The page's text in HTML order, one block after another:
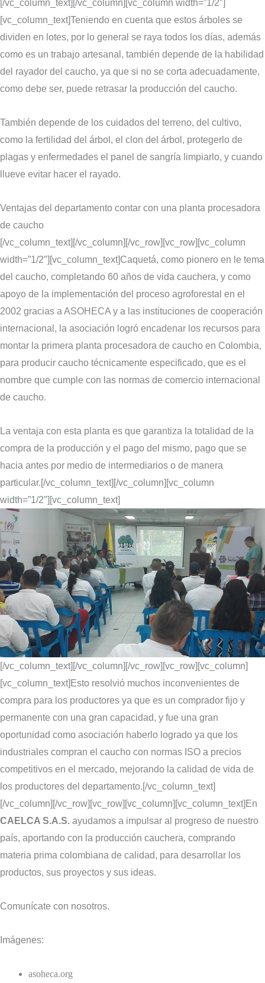
[/vc_column_text][/vc_column][vc_column width=”1/2″]
[vc_column_text]Teniendo en cuenta que estos árboles se
dividen en lotes, por lo general se raya todos los días, además
como es un trabajo artesanal, también depende de la habilidad
del rayador del caucho, ya que si no se corta adecuadamente,
como debe ser, puede retrasar la producción del caucho.
También depende de los cuidados del terreno, del cultivo,
como la fertilidad del árbol, el clon del árbol, protegerlo de
plagas y enfermedades el panel de sangría limpiarlo, y cuando
llueve evitar hacer el rayado.
Ventajas del departamento contar con una planta procesadora
de caucho
[/vc_column_text][/vc_column][/vc_row][vc_row][vc_column
width=”1/2″][vc_column_text]Caquetá, como pionero en le tema
del caucho, completando 60 años de vida cauchera, y como
apoyo de la implementación del proceso agroforestal en el
2002 gracias a ASOHECA y a las instituciones de cooperación
internacional, la asociación logró encadenar los recursos para
montar la primera planta procesadora de caucho en Colombia,
para producir caucho técnicamente especificado, que es el
nombre que cumple con las normas de comercio internacional
de caucho.
La ventaja con esta planta es que garantiza la totalidad de la
compra de la producción y el pago del mismo, pago que se
hacia antes por medio de intermediarios o de manera
particular.[/vc_column_text][/vc_column][vc_column
width=”1/2″][vc_column_text]
[/vc_column_text][/vc_column][/vc_row][vc_row][vc_column]
[vc_column_text]Esto resolvió muchos inconvenientes de
compra para los productores ya que es un comprador fijo y
permanente con una gran capacidad, y fue una gran
oportunidad como asociación haberlo logrado ya que los
industriales compran el caucho con normas ISO a precios
competitivos en el mercado, mejorando la calidad de vida de
los productores del departamento.[/vc_column_text]
[/vc_column][/vc_row][vc_row][vc_column][vc_column_text]En
CAELCA S.A.S. ayudamos a impulsar al progreso de nuestro
país, aportando con la producción cauchera, comprando
materia prima colombiana de calidad, para desarrollar los
productos, sus proyectos y sus ideas.
Comunícate con nosotros.
Imágenes:
asoheca.org